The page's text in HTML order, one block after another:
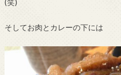
(笑)
そしてお肉とカレーの下には